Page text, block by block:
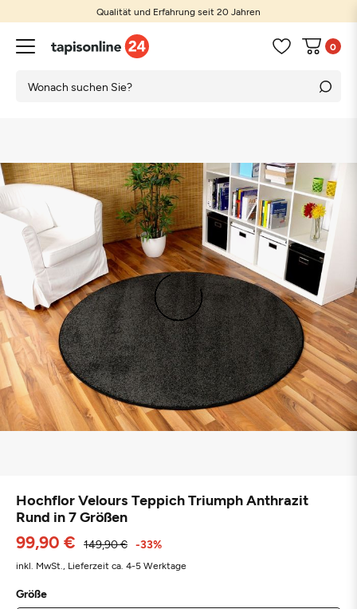
Qualität und Erfahrung seit 20 Jahren
0
Hochflor Velours Teppich Triumph Anthrazit
Rund in 7 Größen
99,90 € 149,90 € -33%
inkl. MwSt., Lieferzeit ca. 4-5 Werktage
Größe